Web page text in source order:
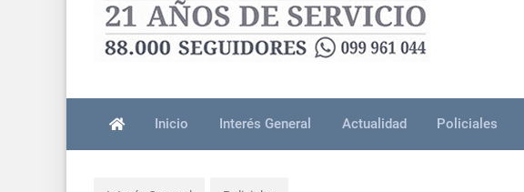
Inicio Interés General Actualidad Policiales